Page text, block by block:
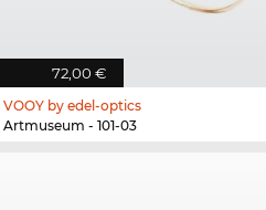
72,00 €
VOOY by edel-optics
Artmuseum - 101-03